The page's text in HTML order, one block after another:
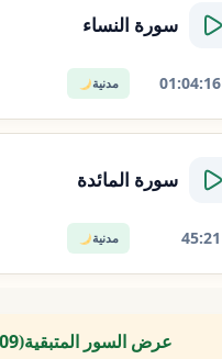
سورة النساء
مدنية 01:04:16
سورة المائدة
مدنية 45:21
عرض السور المتبقية(